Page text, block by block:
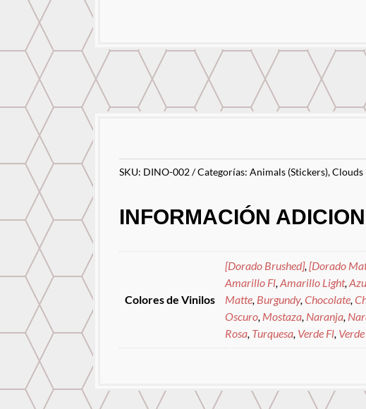
SKU: DINO-002 Categorías: Animals (Stickers),Clouds
INFORMACIÓN
Colores de Vinilos
[Dorado Brushed],[Dorado
Amarillo Fl,Amarillo Light,
Matte, Burgundy,Chocolate,
Oscuro, Mostaza, Naranja,
Rosa, Turquesa, Verde Fl,